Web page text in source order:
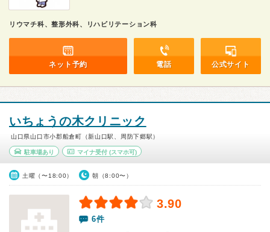
リウマチ科、整形外科、リハビリテーション科
ネット予約 電話 公式サイト
いちょうの木クリニック
山口県山口市小郡船倉町（新山口駅、周防下郷駅）
駐車場あり マイナ受付(スマホ可)
土曜（〜18:00） 朝（8:00〜）
3.90
6件